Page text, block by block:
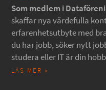
Som medlem i
skaffar nya värdefulla
erfarenhetsutbyte med
du har jobb, söker nytt
studera eller IT är din
LÄS MER »